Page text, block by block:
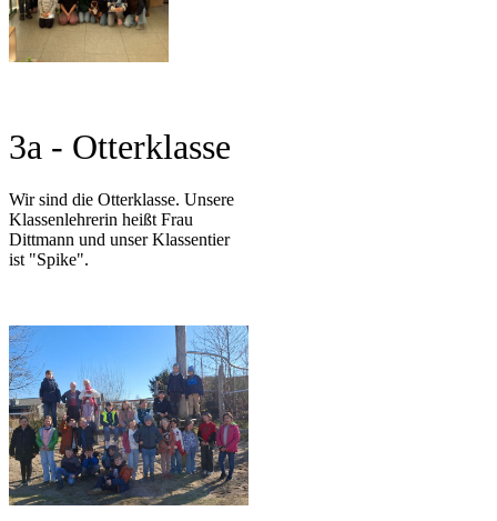
3a - Otterklasse
Wir sind die Otterklasse. Unsere
Klassenlehrerin heißt Frau
Dittmann und unser Klassentier
ist "Spike".